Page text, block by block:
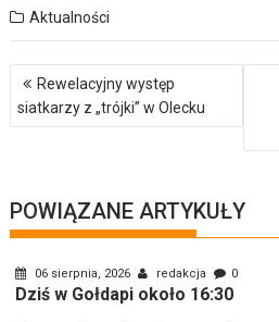
Aktualności
Nawigacja
wpisu
Rewelacyjny występ
siatkarzy z „trójki” w Olecku
POWIĄZANE ARTYKUŁY
06 sierpnia, 2026 redakcja 0
Dziś w Gołdapi około 16:30